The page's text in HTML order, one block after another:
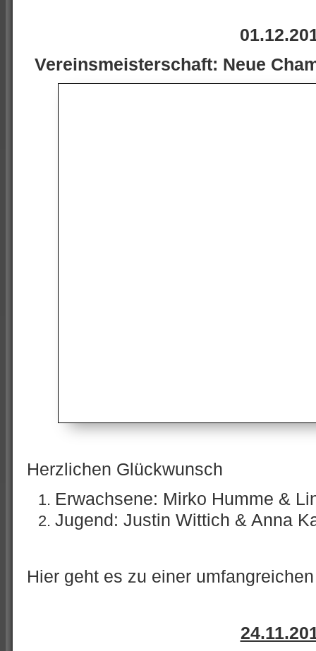
Vereinsmeisterschaft: Neue
Herzlichen Glückwunsch
Erwachsene: Mirko Humme &
Jugend: Justin Wittich & Anna
Hier geht es zu einer